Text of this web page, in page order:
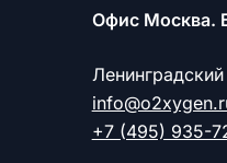
Офис Москва.
+7 (495) 935-